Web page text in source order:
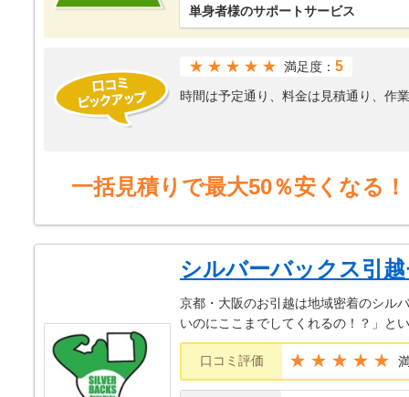
単身者様のサポートサービス
★★★★★ 満足度： 5
時間は予定通り、料金は見積通り、作
一括見積りで最大50％安くなる！
シルバーバックス引
京都・大阪のお引越は地域密着のシル
いのにここまでしてくれるの！？」と
口コミ評価 ★★★★★